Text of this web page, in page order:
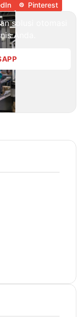
Pinterest
solusi otomasi
Anda.